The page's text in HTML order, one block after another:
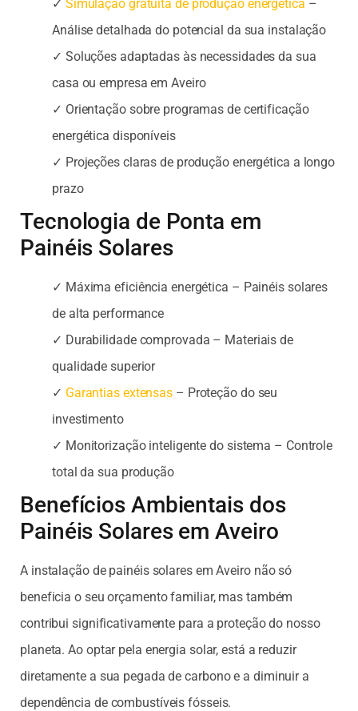
✓ Simulação gratuita de produção energética –
Análise detalhada do potencial da sua instalação
✓ Soluções adaptadas às necessidades da sua
casa ou empresa em Aveiro
✓ Orientação sobre programas de certificação
energética disponíveis
✓ Projeções claras de produção energética a longo
prazo
Tecnologia de Ponta em
Painéis Solares
✓ Máxima eficiência energética – Painéis solares
de alta performance
✓ Durabilidade comprovada – Materiais de
qualidade superior
✓ Garantias extensas – Proteção do seu
investimento
✓ Monitorização inteligente do sistema – Controle
total da sua produção
Benefícios Ambientais dos
Painéis Solares em Aveiro
A instalação de painéis solares em Aveiro não só
beneficia o seu orçamento familiar, mas também
contribui significativamente para a proteção do nosso
planeta. Ao optar pela energia solar, está a reduzir
diretamente a sua pegada de carbono e a diminuir a
dependência de combustíveis fósseis.